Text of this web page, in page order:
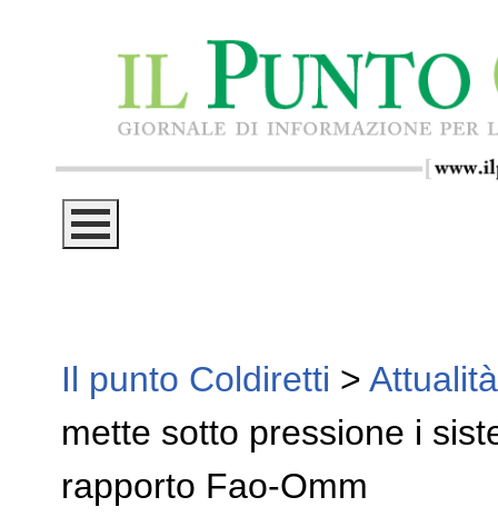
Il punto Coldiretti > Attualità
mette sotto pressione i
rapporto Fao-Omm